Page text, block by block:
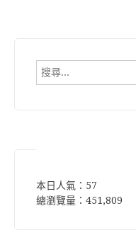
搜
尋
本日人氣：57
總瀏覽量：451,809